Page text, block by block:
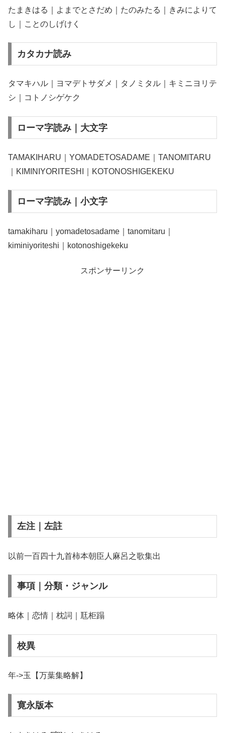
たまきはる｜よまでとさだめ｜たのみたる｜きみによりて
し｜ことのしげけく
カタカナ読み
タマキハル｜ヨマデトサダメ｜タノミタル｜キミニヨリテ
シ｜コトノシゲケク
ローマ字読み｜大文字
TAMAKIHARU｜YOMADETOSADAME｜TANOMITARU
｜KIMINIYORITESHI｜KOTONOSHIGEKEKU
ローマ字読み｜小文字
tamakiharu｜yomadetosadame｜tanomitaru｜
kiminiyoriteshi｜kotonoshigekeku
スポンサーリンク
左注｜左註
以前一百四十九首柿本朝臣人麻呂之歌集出
事項｜分類・ジャンル
略体｜恋情｜枕詞｜尫柜蹋
校異
年->玉【万葉集略解】
寛永版本